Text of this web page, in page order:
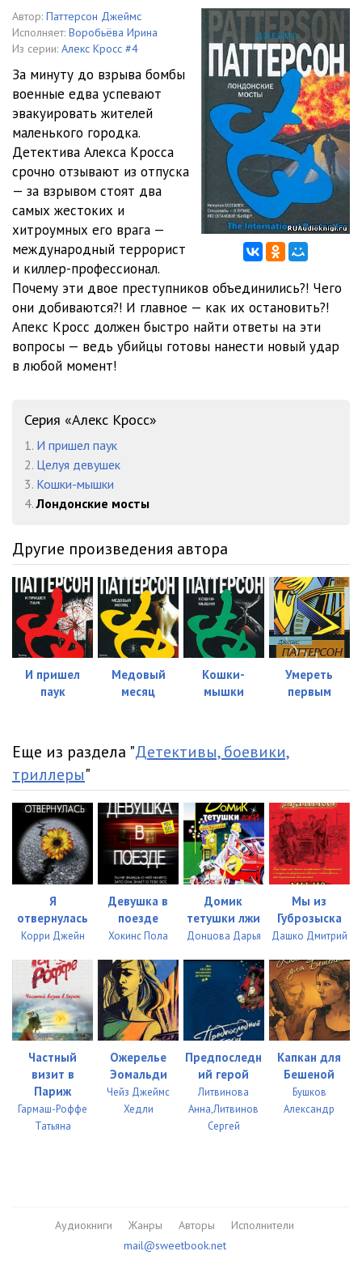
0006 25:11
0007 24:20
0008 24:53
0009 24:31
09:07
0011 23:39
0012 29:00
0013
0014
0015 22:30
0017
0020
Автор: Паттерсон Джеймс
Исполняет: Воробьёва Ирина
Из серии: Алекс Кросс #4
За минуту до взрыва бомбы
военные едва успевают
эвакуировать жителей
маленького городка.
Детектива Алекса Кросса
срочно отзывают из отпуска
— за взрывом стоят два
самых жестоких и
хитроумных его врага —
международный террорист
и киллер-профессионал.
Почему эти двое преступников объединились?! Чего
они добиваются?! И главное — как их остановить?!
Апекс Кросс должен быстро найти ответы на эти
вопросы — ведь убийцы готовы нанести новый удар
в любой момент!
Серия «Алекс Кросс»
1. И пришел паук
2. Целуя девушек
3. Кошки-мышки
4. Лондонские мосты
Другие произведения автора
И пришел
паук
Медовый
месяц
Кошки-
мышки
Умереть
первым
Еще из раздела "Детективы, боевики,
триллеры"
Я
отвернулась
Корри Джейн
Девушка в
поезде
Хокинс Пола
Домик
тетушки лжи
Донцова Дарья
Мы из
Губрозыска
Дашко Дмитрий
Частный
визит в
Париж
Гармаш-Роффе
Татьяна
Ожерелье
Эомальди
Чейз Джеймс
Хедли
Предпоследн
ий герой
Литвинова
Анна,Литвинов
Сергей
Капкан для
Бешеной
Бушков
Александр
Аудиокниги Жанры Авторы
Исполнители
mail@sweetbook.net